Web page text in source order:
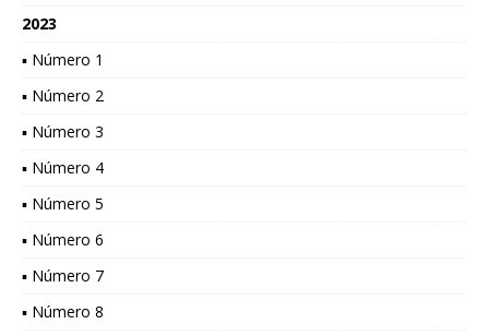
2023
▪ Número 1
▪ Número 2
▪ Número 3
▪ Número 4
▪ Número 5
▪ Número 6
▪ Número 7
▪ Número 8